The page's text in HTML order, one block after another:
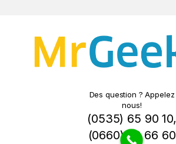
Des question ? Appelez
nous!
(0535) 65 90 10,
(0660) 78 66 60